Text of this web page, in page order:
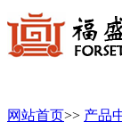
网站首页>> 产品